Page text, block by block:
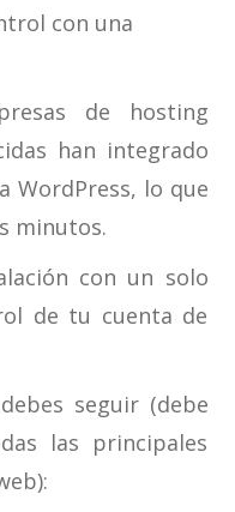
con una
de hosting
han integrado
WordPress, lo que
minutos.
con un solo
de tu cuenta de
seguir (debe
las principales